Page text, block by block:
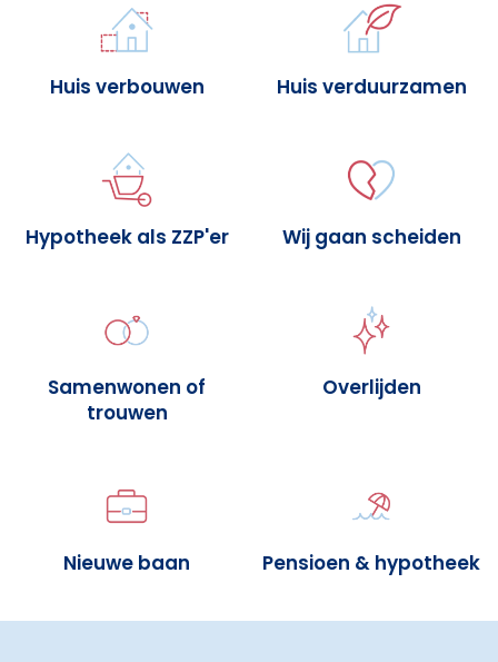
Huis verbouwen Huis verduurzamen
Hypotheek als ZZP'er Wij gaan scheiden
Samenwonen of
trouwen
Overlijden
Nieuwe baan Pensioen & hypotheek